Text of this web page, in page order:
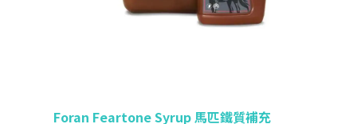
Foran Feartone Syrup 馬匹鐵質補充